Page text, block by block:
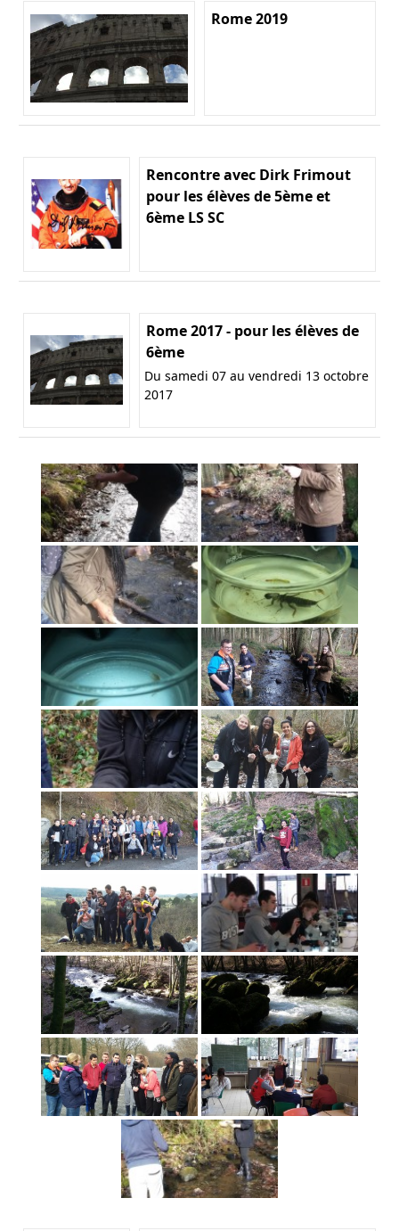
Rome 2019
Rencontre avec Dirk Frimout
pour les élèves de 5ème et
6ème LS SC
Rome 2017 - pour les élèves de
6ème
Du samedi 07 au vendredi 13 octobre
2017